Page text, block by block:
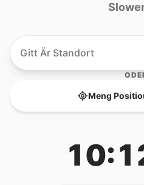
Meng